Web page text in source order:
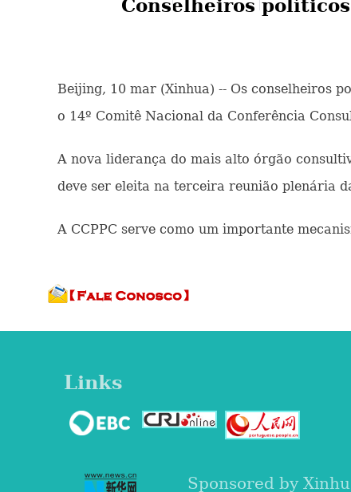
Conselheiros
Beijing, 10 mar (Xinhua) -- Os conselheiros
o 14º Comitê Nacional da Conferência
A nova liderança do mais alto órgão
deve ser eleita na terceira reunião plenária
A CCPPC serve como um importante
Links
Sponsored by